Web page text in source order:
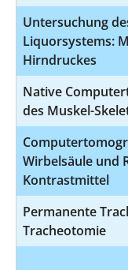
Untersuchung
Liquorsystems:
Hirndruckes
Native
des Muskel-
Wirbelsäule und
Kontrastmittel
Permanente
Tracheotomie